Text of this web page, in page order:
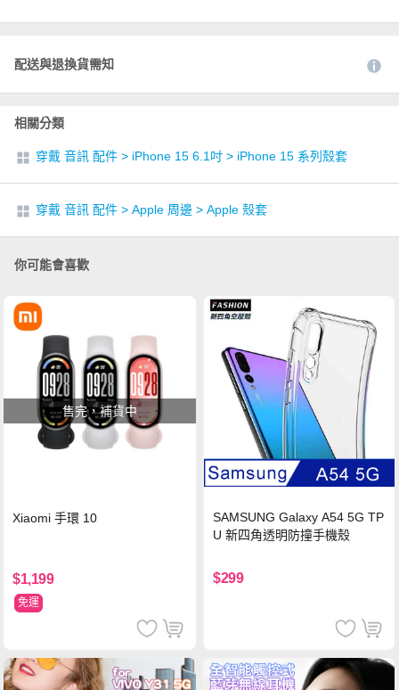
配送與退換貨需知
相關分類
穿戴 音訊 配件 > iPhone 15 6.1吋 > iPhone 15 系列殼套
穿戴 音訊 配件 > Apple 周邊 > Apple 殼套
你可能會喜歡
售完，補貨中
Xiaomi 手環 10
$1,199
免運
SAMSUNG Galaxy A54 5G TP
U 新四角透明防撞手機殼
$299